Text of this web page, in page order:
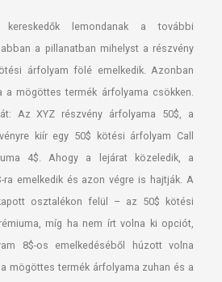
lemondanak a további
a pillanatban mihelyst a részvény
árfolyam fölé emelkedik. Azonban
a mögöttes termék árfolyama csökken.
Az XYZ részvény árfolyama 50$, a
kiír egy 50$ kötési árfolyam Call
4$. Ahogy a lejárat közeledik, a
ra emelkedik és azon végre is hajtják. A
osztalékon felül – az 50$ kötési
míg ha nem írt volna ki opciót,
8$-os emelkedéséből húzott volna
mögöttes termék árfolyama zuhan és a